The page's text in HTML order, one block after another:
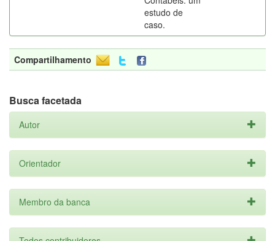
estudo de
caso.
Compartilhamento
Busca facetada
Autor
Orientador
Membro da banca